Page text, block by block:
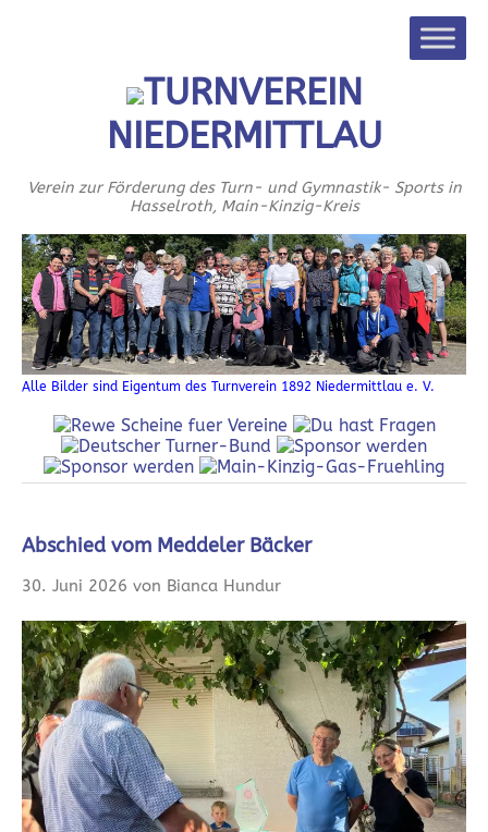
TURNVEREIN
NIEDERMITTLAU
Verein zur Förderung des Turn- und Gymnastik- Sports in
Hasselroth, Main-Kinzig-Kreis
Alle Bilder sind Eigentum des Turnverein 1892 Niedermittlau e. V.
Abschied vom Meddeler Bäcker
30. Juni 2026 von Bianca Hundur